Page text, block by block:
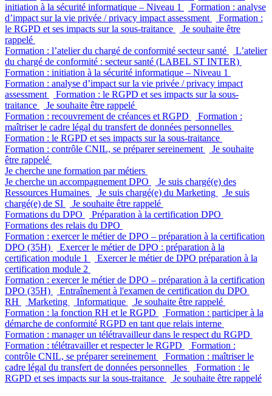
initiation à la sécurité informatique – Niveau 1
Formation : analyse
d’impact sur la vie privée / privacy impact assessment
Formation :
le RGPD et ses impacts sur la sous-traitance
Je souhaite être
rappelé
Formation : l’atelier du chargé de conformité secteur santé
L’atelier
du chargé de conformité : secteur santé (LABEL ST INTER)
Formation : initiation à la sécurité informatique – Niveau 1
Formation : analyse d’impact sur la vie privée / privacy impact
assessment
Formation : le RGPD et ses impacts sur la sous-
traitance
Je souhaite être rappelé
Formation : recouvrement de créances et RGPD
Formation :
maîtriser le cadre légal du transfert de données personnelles
Formation : le RGPD et ses impacts sur la sous-traitance
Formation : contrôle CNIL, se préparer sereinement
Je souhaite
être rappelé
Je cherche une formation par métiers
Je cherche un accompagnement DPO
Je suis chargé(e) des
Ressources Humaines
Je suis chargé(e) du Marketing
Je suis
chargé(e) de SI
Je souhaite être rappelé
Formations du DPO
Préparation à la certification DPO
Formations des relais du DPO
Formation : exercer le métier de DPO – préparation à la certification
DPO (35H)
Exercer le métier de DPO : préparation à la
certification module 1
Exercer le métier de DPO préparation à la
certification module 2
Formation : exercer le métier de DPO – préparation à la certification
DPO (35H)
Entraînement à l'examen de certification du DPO
RH
Marketing Informatique
Je souhaite être rappelé
Formation : la fonction RH et le RGPD
Formation : participer à la
démarche de conformité RGPD en tant que relais interne
Formation : manager un télétravailleur dans le respect du RGPD
Formation : télétravailler et respecter le RGPD
Formation :
contrôle CNIL, se préparer sereinement
Formation : maîtriser le
cadre légal du transfert de données personnelles
Formation : le
RGPD et ses impacts sur la sous-traitance
Je souhaite être rappelé